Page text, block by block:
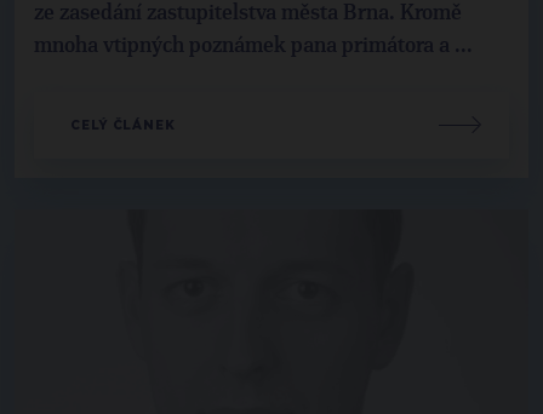
ze zasedání zastupitelstva města Brna. Kromě
mnoha vtipných poznámek pana primátora a ...
CELÝ ČLÁNEK